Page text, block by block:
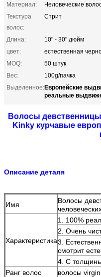
Материал:
Человеческие
Текстура
волос:
Стрит
Длина:
10" - 30" дюйм
цвет:
естественная
MOQ:
50 штук
Вес:
100g/пачка
Выделенное:Европейские
реальные
Волосы
Kinky курчавые
Описание деталя
Имя
Волосы
Характеристика
1. 100%
2. Очень
3.
смотрит
4. С
Ранг волос
волосы